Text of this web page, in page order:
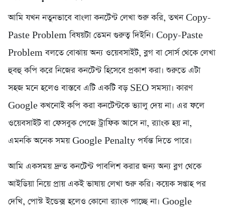
আমি যখন নতুনভাবে বাংলা কনটেন্ট লেখা শুরু করি, তখন Copy-
Paste Problem বিষয়টা তেমন গুরুত্ব দিইনি। Copy-Paste
Problem বলতে বোঝায় অন্য ওয়েবসাইট, ব্লগ বা সোর্স থেকে লেখা
হুবহু কপি করে নিজের কনটেন্ট হিসেবে প্রকাশ করা। শুরুতে এটা
সহজ মনে হলেও বাস্তবে এটি একটি বড় SEO সমস্যা। কারণ
Google কখনোই কপি করা কনটেন্টকে ভ্যালু দেয় না। এর ফলে
ওয়েবসাইট বা ফেসবুক পেজে ট্রাফিক আসে না, র‍্যাংক হয় না,
এমনকি অনেক সময় Google Penalty পর্যন্ত দিতে পারে।
আমি একসময় দ্রুত কনটেন্ট পাবলিশ করার জন্য অন্য ব্লগ থেকে
আইডিয়া নিয়ে প্রায় একই ভাষায় লেখা শুরু করি। কয়েক সপ্তাহ পর
দেখি, পোস্ট ইন্ডেক্স হলেও কোনো র‍্যাংক পাচ্ছে না। Google